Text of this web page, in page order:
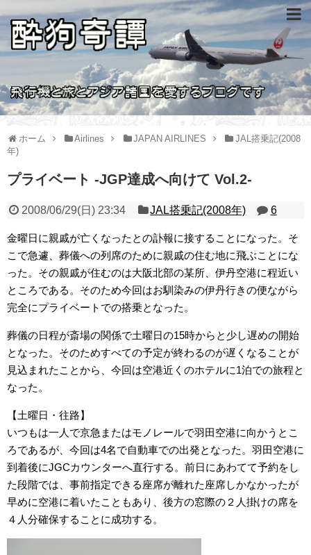
ホーム Airlines JAPAN AIRLINES
JAL搭乗記(2008
年)
プライベート -JGP達成へ向けて Vol.2-
2008/06/29(日) 23:34 JAL搭乗記(2008年) 6
金曜日に親戚が亡くなったとの訃報に接することになった。そ
こで急遽、葬儀への列席のために親戚の住む地に飛ぶことにな
った。その親戚が住むのは大阪北部の某所、伊丹空港に程近い
ところである。そのため今回はお馴染みの伊丹行きの便ながら
完全にプライベートでの搭乗となった。
葬儀の日程が斎場の関係で土曜日の15時からと少し遅めの開始
となった。そのためすべての予定が終わるのが遅くなることが
見込まれたことから、今回は空港近くのホテルに1泊での旅程と
なった。
【土曜日・往路】
いつもは一人で京急またはモノレールで羽田空港に向かうとこ
ろであるが、今回は4名で自動車での出発となった。羽田空港に
到着後にJGCカウンターへ直行する。前日にあわてて予約をし
た段階では、事前指定できる座席が離れた座席しかなかったが
早めに空港に着いたこともあり、後方の窓際の２人掛けの席を
４人分確保することに成功する。